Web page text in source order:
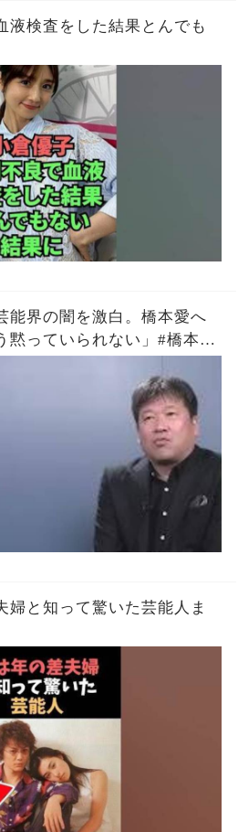
液検査をした結果とんでも
能界の闇を激白。橋本愛へ
黙っていられない」#橋本愛
婦と知って驚いた芸能人ま